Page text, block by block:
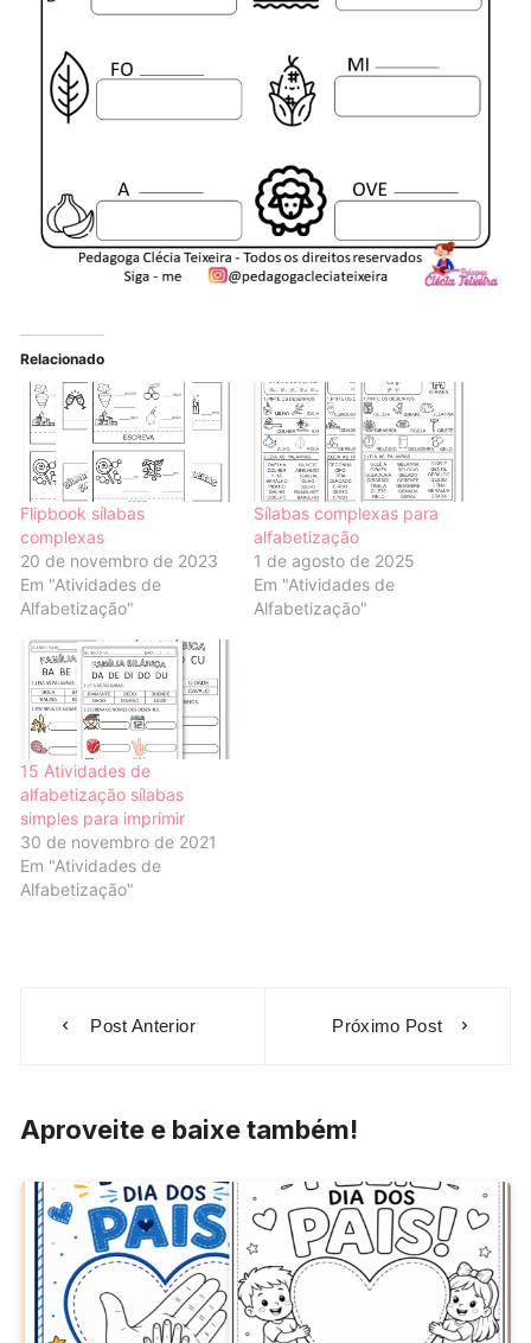
Relacionado
Flipbook sílabas
complexas
20 de novembro de 2023
Em "Atividades de
Alfabetização"
Sílabas complexas para
alfabetização
1 de agosto de 2025
Em "Atividades de
Alfabetização"
15 Atividades de
alfabetização sílabas
simples para imprimir
30 de novembro de 2021
Em "Atividades de
Alfabetização"
Post Anterior Próximo Post
Aproveite e baixe também!